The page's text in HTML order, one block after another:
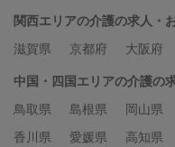
関西エリアの介護の求人・
滋賀県
京都府 大阪府
中国・四国エリアの介護の
鳥取県
島根県 岡山県
香川県
愛媛県 高知県